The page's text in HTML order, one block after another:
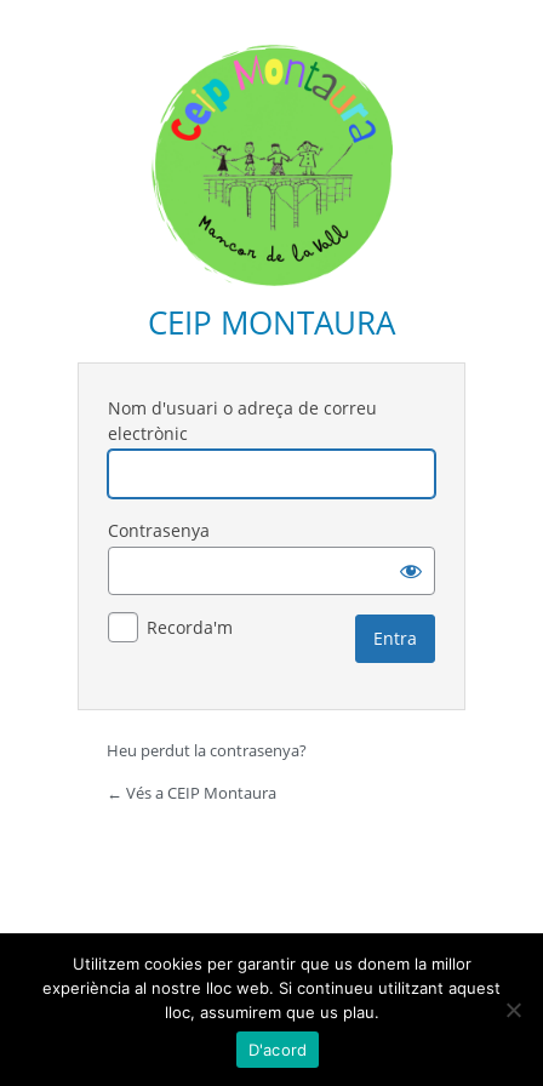
CEIP MONTAURA
Nom d'usuari o adreça de correu
electrònic
Contrasenya
Recorda'm
Heu perdut la contrasenya?
← Vés a CEIP Montaura
Utilitzem cookies per garantir que us donem la millor
experiència al nostre lloc web. Si continueu utilitzant aquest
lloc, assumirem que us plau.
D'acord